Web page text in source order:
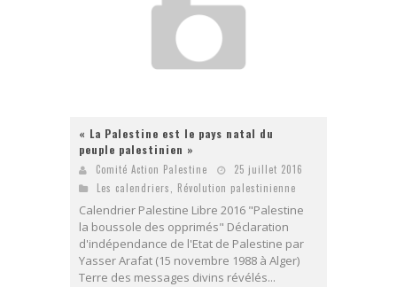
« La Palestine est le pays natal du
peuple palestinien »
Comité Action Palestine
25 juillet 2016
Les calendriers, Révolution palestinienne
Calendrier Palestine Libre 2016 "Palestine
la boussole des opprimés" Déclaration
d'indépendance de l'Etat de Palestine par
Yasser Arafat (15 novembre 1988 à Alger)
Terre des messages divins révélés...